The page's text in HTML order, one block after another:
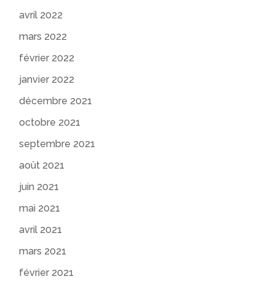
avril 2022
mars 2022
février 2022
janvier 2022
décembre 2021
octobre 2021
septembre 2021
août 2021
juin 2021
mai 2021
avril 2021
mars 2021
février 2021